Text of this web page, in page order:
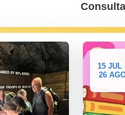
15 JUL
26